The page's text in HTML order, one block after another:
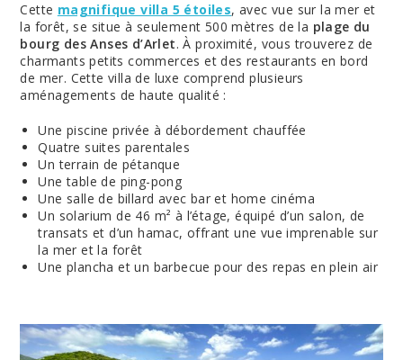
Cette magnifique villa 5 étoiles, avec vue sur la mer et
la forêt, se situe à seulement 500 mètres de la plage du
bourg des Anses d’Arlet. À proximité, vous trouverez de
charmants petits commerces et des restaurants en bord
de mer. Cette villa de luxe comprend plusieurs
aménagements de haute qualité :
Une piscine privée à débordement chauffée
Quatre suites parentales
Un terrain de pétanque
Une table de ping-pong
Une salle de billard avec bar et home cinéma
Un solarium de 46 m² à l’étage, équipé d’un salon, de
transats et d’un hamac, offrant une vue imprenable sur
la mer et la forêt
Une plancha et un barbecue pour des repas en plein air